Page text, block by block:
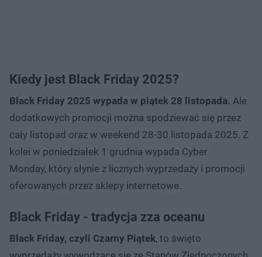
Kiedy jest Black Friday 2025?
Black Friday 2025 wypada w piątek 28 listopada. Ale
dodatkowych promocji można spodziewać się przez
cały listopad oraz w weekend 28-30 listopada 2025. Z
kolei w poniedziałek 1 grudnia wypada Cyber
Monday, który słynie z licznych wyprzedaży i promocji
oferowanych przez sklepy internetowe.
Black Friday - tradycja zza oceanu
Black Friday, czyli Czarny Piątek, to święto